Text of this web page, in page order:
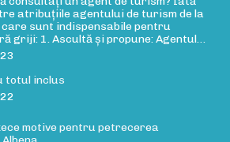
atribuțiile agentului de turism de la
sunt indispensabile pentru
griji: 1. Ascultă și propune: Agentul…
totul inclus
motive pentru petrecerea